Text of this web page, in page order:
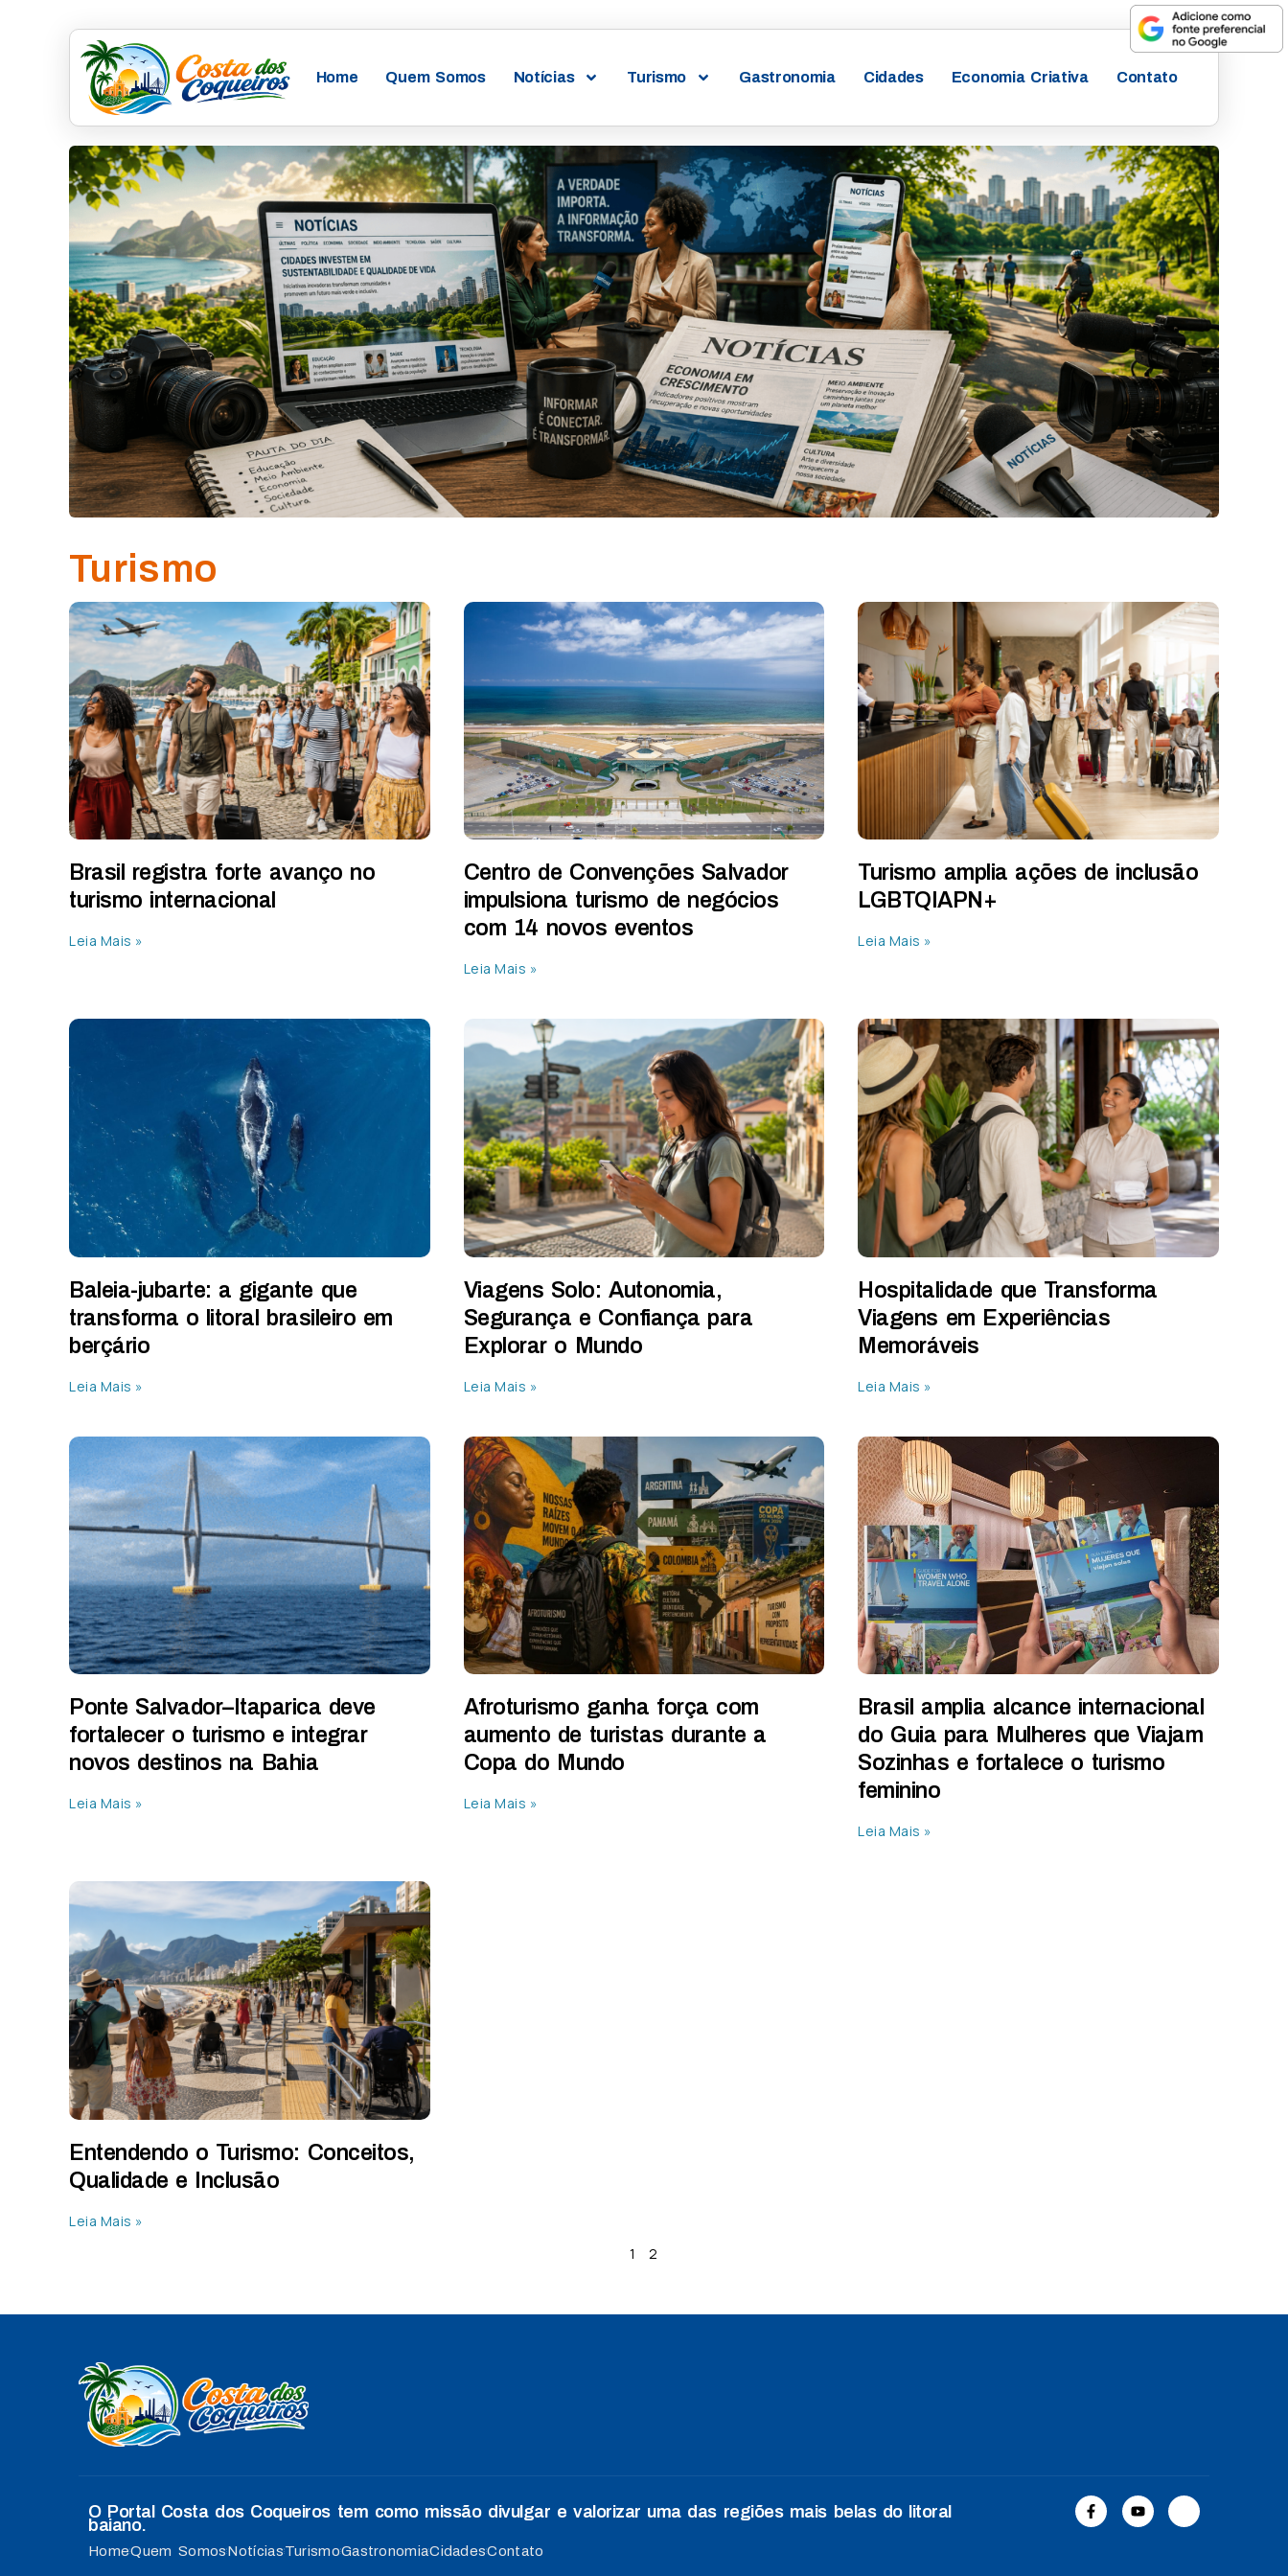
Home Quem Somos Notícias Turismo Gastronomia Cidades Economia Criativa Contato
Turismo
Brasil registra forte avanço no
turismo internacional
Leia Mais »
Centro de Convenções Salvador
impulsiona turismo de negócios
com 14 novos eventos
Leia Mais »
Turismo amplia ações de inclusão
LGBTQIAPN+
Leia Mais »
Baleia-jubarte: a gigante que
transforma o litoral brasileiro em
berçário
Leia Mais »
Viagens Solo: Autonomia,
Segurança e Confiança para
Explorar o Mundo
Leia Mais »
Hospitalidade que Transforma
Viagens em Experiências
Memoráveis
Leia Mais »
Ponte Salvador–Itaparica deve
fortalecer o turismo e integrar
novos destinos na Bahia
Leia Mais »
Afroturismo ganha força com
aumento de turistas durante a
Copa do Mundo
Leia Mais »
Brasil amplia alcance internacional
do Guia para Mulheres que Viajam
Sozinhas e fortalece o turismo
feminino
Leia Mais »
Entendendo o Turismo: Conceitos,
Qualidade e Inclusão
Leia Mais »
1
2
O Portal Costa dos Coqueiros tem como missão divulgar e valorizar uma das regiões mais belas do litoral
baiano.
HomeQuem SomosNotíciasTurismoGastronomiaCidadesContato